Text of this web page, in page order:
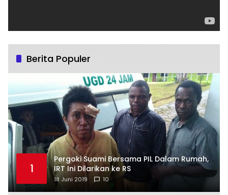
Berita Populer
1
Pergoki Suami Bersama PIL Dalam Rumah,
IRT Ini Dilarikan ke RS
18 Juni 2019 10